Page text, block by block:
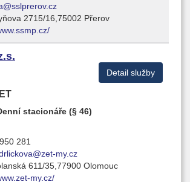
2715/16,75002 Přerov
Detail služby
stacionáře (§ 46)
281
my.cz
611/35,77900 Olomouc
my.cz/